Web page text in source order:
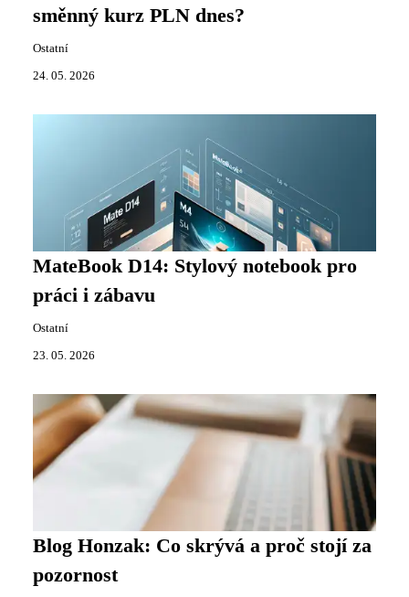
směnný kurz PLN dnes?
Ostatní
24. 05. 2026
MateBook D14: Stylový notebook pro
práci i zábavu
Ostatní
23. 05. 2026
Blog Honzak: Co skrývá a proč stojí za
pozornost